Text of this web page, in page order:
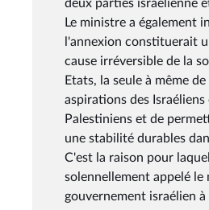
deux parties israélienne
Le ministre a également
l'annexion constituerait
cause irréversible de la
Etats, la seule à même
aspirations des Israéliens
Palestiniens et de
une stabilité durables
C'est la raison pour
solennellement appelé le
gouvernement israélien